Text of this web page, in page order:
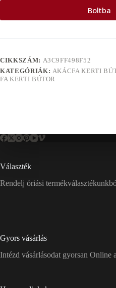
Boltba
CIKKSZÁM: A3C9FF498F52
KATEGÓRIÁK: AKÁCFA KERTI
FA KERTI BÚTOR
Választék
Rendelj óriási
Gyors vásárlás
Intézd vásárlásodat gyorsan Online